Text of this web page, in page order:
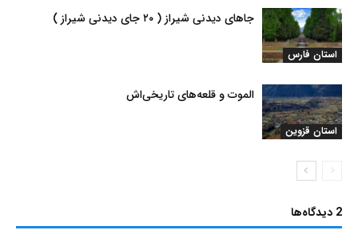
استان فارس
جاهای دیدنی شیراز ( ۲۰ جای دیدنی شیراز )
استان قزوین
الموت و قلعه‌های تاریخی‌اش
2 دیدگاه‌ها